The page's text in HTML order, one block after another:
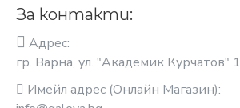
За контакти:
Адрес:
гр. Варна, ул. "Академик Курчатов" 1
Имейл адрес (Онлайн Магазин):